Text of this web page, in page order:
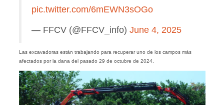
pic.twitter.com/6mEWN3sOGo
— FFCV (@FFCV_info) June 4, 2025
Las excavadoras están trabajando para recuperar uno de los campos más
afectados por la dana del pasado 29 de octubre de 2024.